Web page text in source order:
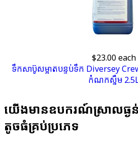
$23.00 each
ទឹកសាប៊ូ​សម្អាត​បន្ទប់ទឹក Diversey
កំណកស្នឹម
យើង​មាន​ឧបករណ៍​ស្រាល​ធ្ង
តូច​ធំគ្រប់​ប្រភេទ